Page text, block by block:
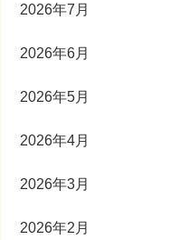
2026年7月
2026年6月
2026年5月
2026年4月
2026年3月
2026年2月